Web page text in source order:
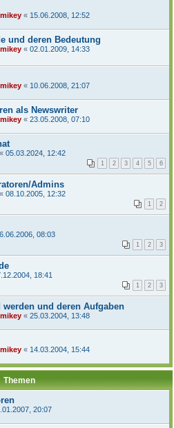
« 15.06.2008, 12:52
und deren Bedeutung
« 02.01.2009, 14:33
« 10.06.2008, 21:07
als Newswriter
« 23.05.2008, 07:10
« 05.03.2024, 12:42
1 2 3 4 5 6
Admins
« 08.10.2005, 12:32
1 2
08:03
1 2 3
18:41
1 2 3
und deren Aufgaben
« 25.03.2004, 13:48
« 14.03.2004, 15:44
Themen
20:07